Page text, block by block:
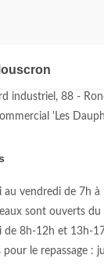
industriel, 88 -
'Les
au vendredi de 7h
sont ouverts du
de 8h-12h et 13h-
pour le repassage :